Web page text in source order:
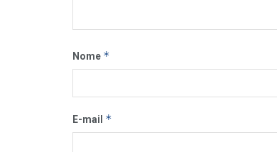
Nome *
E-mail *